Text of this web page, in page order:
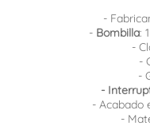
-
- Bombilla:
-
-
-
-
- Acabado
-